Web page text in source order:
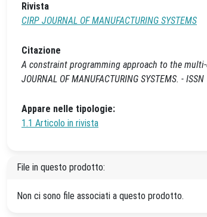
Rivista
CIRP JOURNAL OF MANUFACTURING SYSTEMS
Citazione
A constraint programming approach to the
JOURNAL OF MANUFACTURING SYSTEMS. -
Appare nelle tipologie:
1.1 Articolo in rivista
File in questo prodotto:
Non ci sono file associati a questo prodotto.